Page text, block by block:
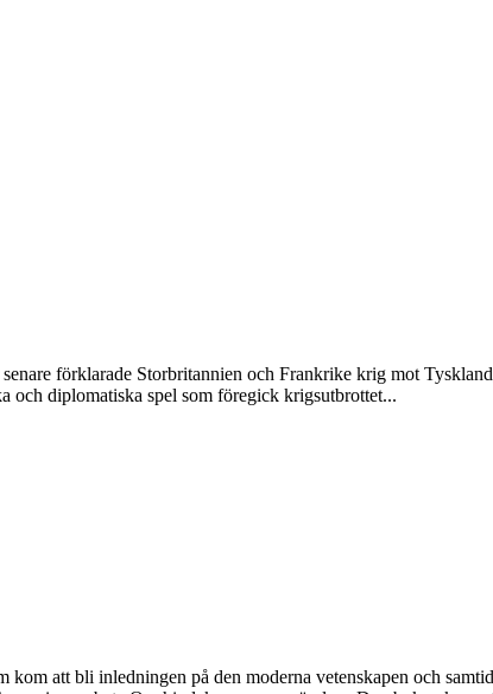
förklarade Storbritannien och Frankrike krig mot
och diplomatiska spel som föregick krigsutbrottet...
att bli inledningen på den moderna vetenskapen och